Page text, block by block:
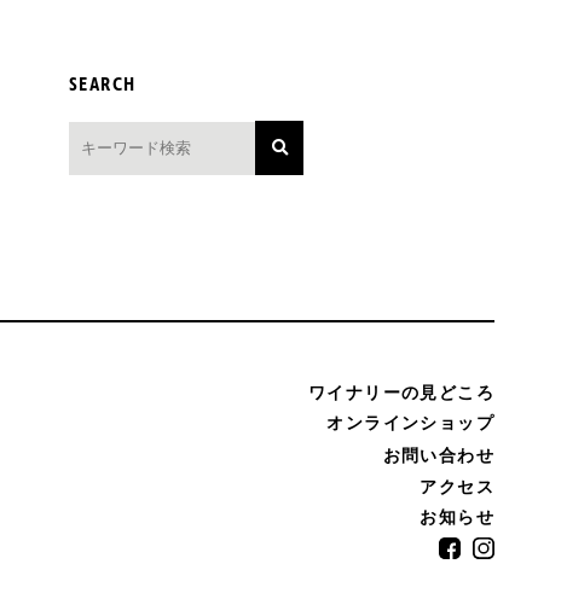
SEARCH
ワイナリーの見どころ
オンラインショップ
お問い合わせ
アクセス
お知らせ